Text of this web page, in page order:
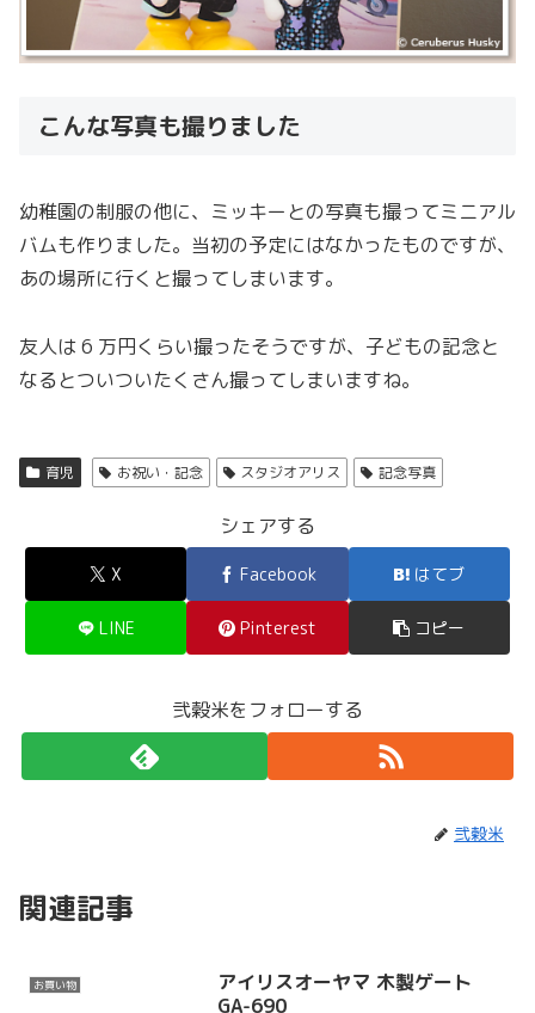
こんな写真も撮りました
幼稚園の制服の他に、ミッキーとの写真も撮ってミニアル
バムも作りました。当初の予定にはなかったものですが、
あの場所に行くと撮ってしまいます。
友人は 6 万円くらい撮ったそうですが、子どもの記念と
なるとついついたくさん撮ってしまいますね。
育児 お祝い・記念 スタジオアリス 記念写真
シェアする
X Facebook はてブ
LINE Pinterest コピー
弐穀米をフォローする
弐穀米
関連記事
お買い物
アイリスオーヤマ 木製ゲート
GA-690